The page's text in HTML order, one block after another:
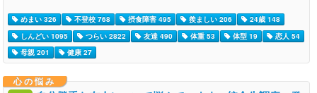
めまい 326 不登校 768 摂食障害 495 羨ましい 206
24歳 148
しんどい 1095
つらい 2822 友達 490 体重 53 体型 19
恋人 54
母親 201
健康 27
心の悩み